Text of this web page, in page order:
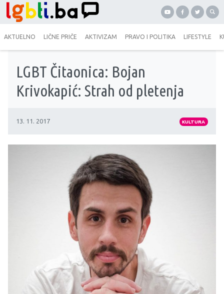
AKTUELNO LIČNE PRIČE AKTIVIZAM PRAVO I POLITIKA LIFESTYLE
LGBT Čitaonica: Bojan
Krivokapić: Strah od pletenja
13. 11. 2017 KULTURA